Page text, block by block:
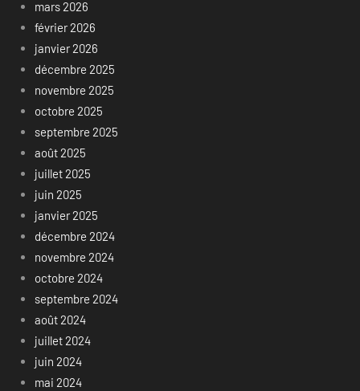
mars 2026
février 2026
janvier 2026
décembre 2025
novembre 2025
octobre 2025
septembre 2025
août 2025
juillet 2025
juin 2025
janvier 2025
décembre 2024
novembre 2024
octobre 2024
septembre 2024
août 2024
juillet 2024
juin 2024
mai 2024